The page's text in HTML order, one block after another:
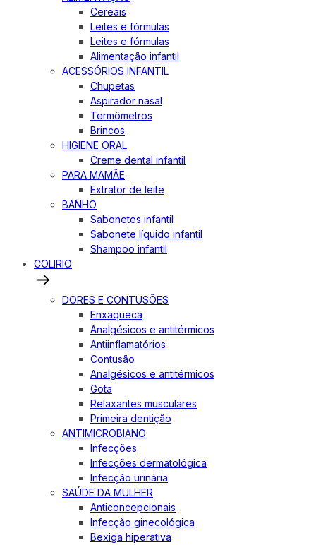
Cereais
Leites e fórmulas
Leites e fórmulas
Alimentação infantil
ACESSÓRIOS INFANTIL
Chupetas
Aspirador nasal
Termômetros
Brincos
HIGIENE ORAL
Creme dental infantil
PARA MAMÃE
Extrator de leite
BANHO
Sabonetes infantil
Sabonete líquido infantil
Shampoo infantil
COLIRIO
DORES E CONTUSÕES
Enxaqueca
Analgésicos e antitérmicos
Antiinflamatórios
Contusão
Analgésicos e antitérmicos
Gota
Relaxantes musculares
Primeira dentição
ANTIMICROBIANO
Infecções
Infecções dermatológica
Infecção urinária
SAÚDE DA MULHER
Anticoncepcionais
Infecção ginecológica
Bexiga hiperativa